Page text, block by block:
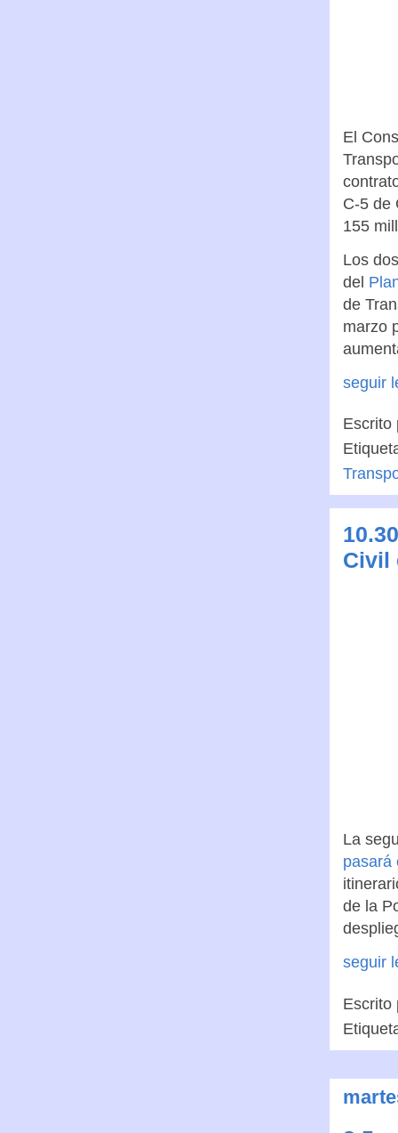
El
C-5 de
155
Los
del
de
marzo
seguir
Civil
La
pasará
de la
seguir